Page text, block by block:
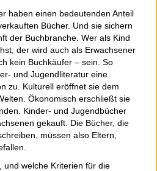
haben einen bedeutenden Anteil
Bücher. Und sie sichern
der Buchbranche. Wer als Kind
der wird auch als Erwachsener
kein Buchkäufer – sein. So
und Jugendliteratur eine
zu. Kulturell eröffnet sie dem
Ökonomisch erschließt sie
Kinder- und Jugendbücher
gekauft. Die Bücher, die
müssen also Eltern,
und welche Kriterien für die